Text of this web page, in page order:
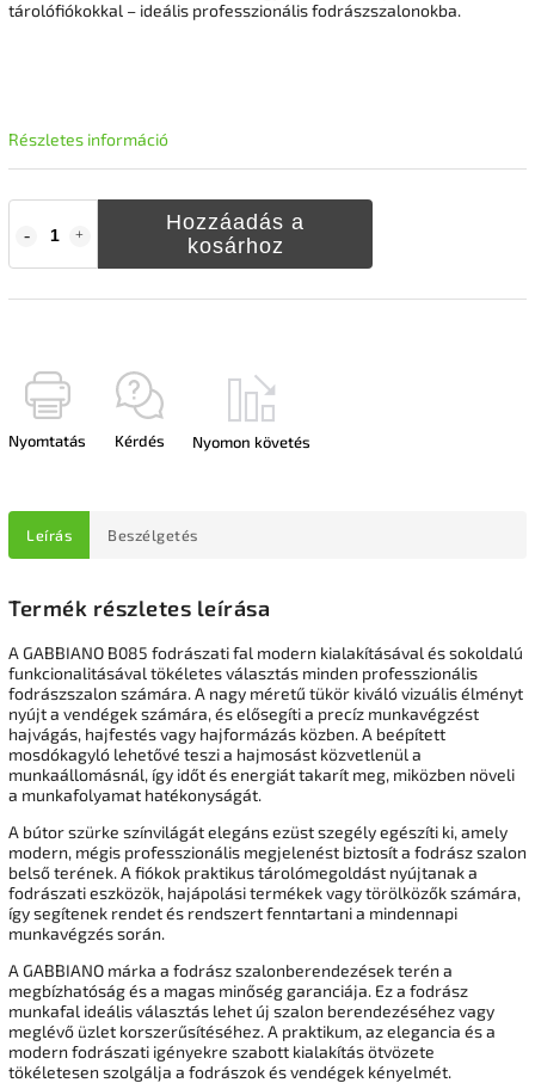
Hozzáadás a
kosárhoz
tárolófiókokkal – ideális professzionális fodrászszalonokba.
Részletes információ
Nyomtatás Kérdés Nyomon követés
Leírás Beszélgetés
Termék részletes leírása
A GABBIANO B085 fodrászati fal modern kialakításával és sokoldalú
funkcionalitásával tökéletes választás minden professzionális
fodrászszalon számára. A nagy méretű tükör kiváló vizuális élményt
nyújt a vendégek számára, és elősegíti a precíz munkavégzést
hajvágás, hajfestés vagy hajformázás közben. A beépített
mosdókagyló lehetővé teszi a hajmosást közvetlenül a
munkaállomásnál, így időt és energiát takarít meg, miközben növeli
a munkafolyamat hatékonyságát.
A bútor szürke színvilágát elegáns ezüst szegély egészíti ki, amely
modern, mégis professzionális megjelenést biztosít a fodrász szalon
belső terének. A fiókok praktikus tárolómegoldást nyújtanak a
fodrászati eszközök, hajápolási termékek vagy törölközők számára,
így segítenek rendet és rendszert fenntartani a mindennapi
munkavégzés során.
A GABBIANO márka a fodrász szalonberendezések terén a
megbízhatóság és a magas minőség garanciája. Ez a fodrász
munkafal ideális választás lehet új szalon berendezéséhez vagy
meglévő üzlet korszerűsítéséhez. A praktikum, az elegancia és a
modern fodrászati igényekre szabott kialakítás ötvözete
tökéletesen szolgálja a fodrászok és vendégek kényelmét.